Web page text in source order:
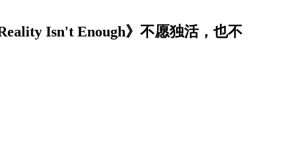
Isn't Enough》不愿独活，也不